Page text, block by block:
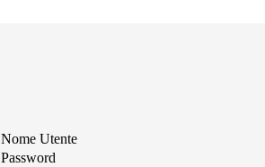
Nome Utente
Password